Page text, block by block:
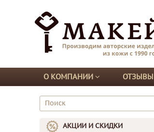
О КОМПАНИИ
АКЦИИ И СКИДКИ